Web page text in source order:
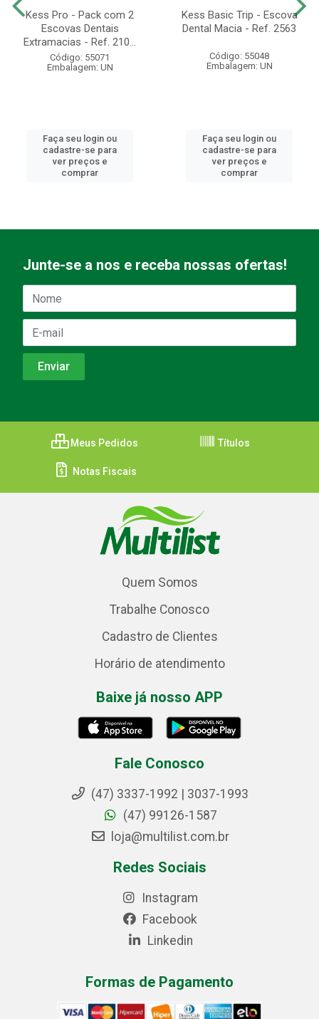
Kess Pro - Pack com 2
Escovas Dentais
Extramacias - Ref. 210...
Código: 55071
Embalagem: UN
Faça seu login ou
cadastre-se para
ver preços e
comprar
Kess Basic Trip - Escova
Dental Macia - Ref. 2563
Código: 55048
Embalagem: UN
Faça seu login ou
cadastre-se para
ver preços e
comprar
Junte-se a nos e receba nossas ofertas!
Meus Pedidos Títulos
Notas Fiscais
Quem Somos
Trabalhe Conosco
Cadastro de Clientes
Horário de atendimento
Baixe já nosso APP
Fale Conosco
(47) 3337-1992 | 3037-1993
(47) 99126-1587
loja@multilist.com.br
Redes Sociais
Instagram
Facebook
Linkedin
Formas de Pagamento